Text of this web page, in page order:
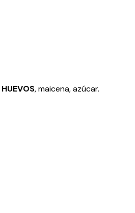
HUEVOS, maicena, azúcar.